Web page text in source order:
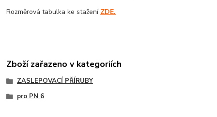
Rozměrová tabulka ke stažení ZDE.
Zboží zařazeno v kategoriích
ZASLEPOVACÍ PŘÍRUBY
pro PN 6